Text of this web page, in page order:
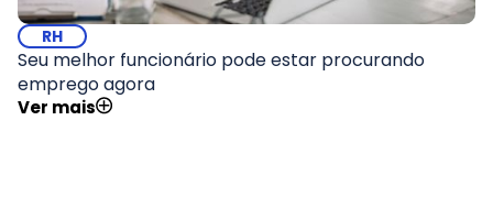
RH
Seu melhor funcionário pode estar procurando
emprego agora
Ver mais